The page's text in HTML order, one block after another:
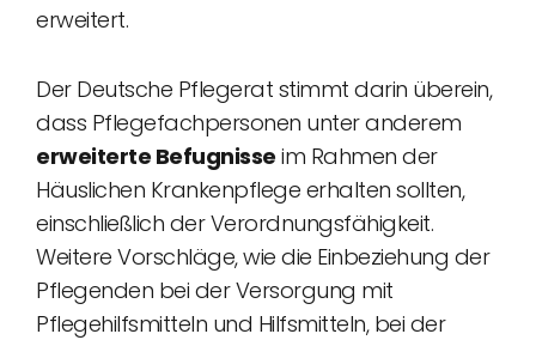
erweitert.
Der Deutsche Pflegerat stimmt darin überein,
dass Pflegefachpersonen unter anderem
erweiterte Befugnisse im Rahmen der
Häuslichen Krankenpflege erhalten sollten,
einschließlich der Verordnungsfähigkeit.
Weitere Vorschläge, wie die Einbeziehung der
Pflegenden bei der Versorgung mit
Pflegehilfsmitteln und Hilfsmitteln, bei der